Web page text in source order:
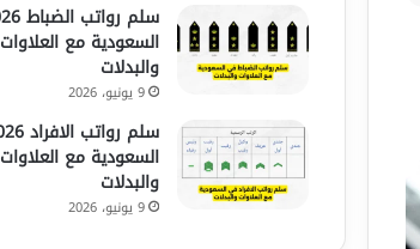
السعودية مع العلاوات
والبدلات
9 يونيو، 2026
السعودية مع العلاوات
والبدلات
9 يونيو، 2026